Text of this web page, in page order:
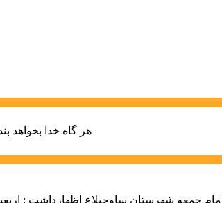
هر گاه خدا بخواهد